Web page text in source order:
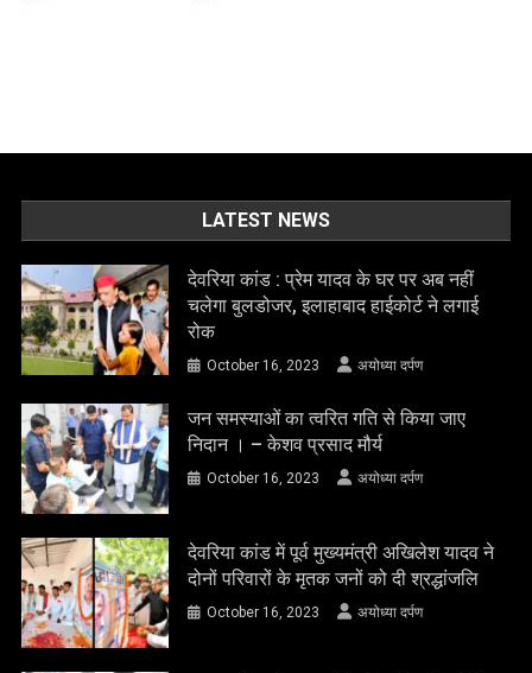
LATEST NEWS
देवरिया कांड : प्रेम यादव के घर पर अब नहीं
चलेगा बुलडोजर, इलाहाबाद हाईकोर्ट ने लगाई
रोक
October 16, 2023 अयोध्या दर्पण
जन समस्याओं का त्वरित गति से किया जाए
निदान । – केशव प्रसाद मौर्य
October 16, 2023 अयोध्या दर्पण
देवरिया कांड में पूर्व मुख्यमंत्री अखिलेश यादव ने
दोनों परिवारों के मृतक जनों को दी श्रद्धांजलि
October 16, 2023 अयोध्या दर्पण